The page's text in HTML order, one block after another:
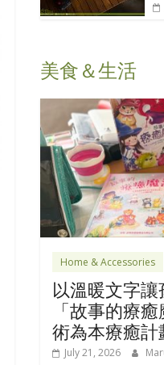
美食＆生活
Home & Accessories
以溫暖文字讓
「故事的療
術為本療癒計
July 21, 2026